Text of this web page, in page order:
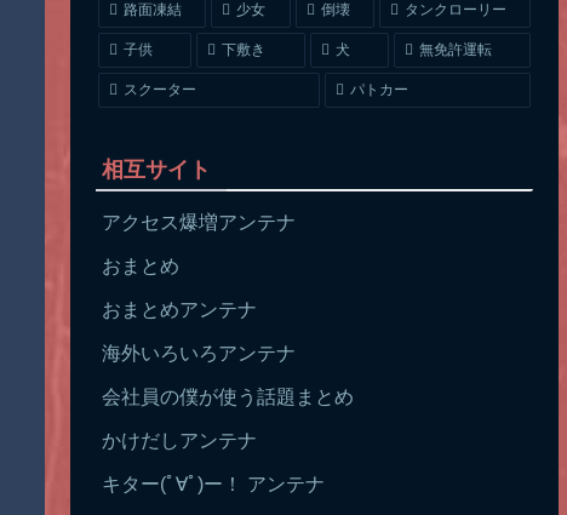
路面凍結 少女 倒壊 タンクローリー
子供 下敷き 犬 無免許運転
スクーター パトカー
相互サイト
アクセス爆増アンテナ
おまとめ
おまとめアンテナ
海外いろいろアンテナ
会社員の僕が使う話題まとめ
かけだしアンテナ
キター(ﾟ∀ﾟ)ー！ アンテナ